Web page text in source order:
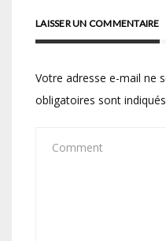
LAISSER UN COMMENTAIRE
Votre adresse e-mail ne
obligatoires sont